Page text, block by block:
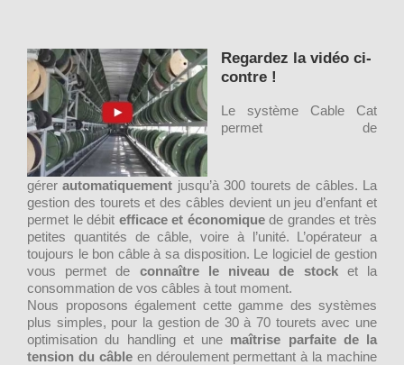
Regardez la vidéo ci-
contre !
Le système Cable Cat
permet de
gérerautomatiquement jusqu’à 300 tourets de câbles. La
gestion des tourets et des câbles devient un jeu d’enfant et
permet le débit efficace et économiquede grandes et très
petites quantités de câble, voire à l’unité. L’opérateur a
toujours le bon câble à sa disposition. Le logiciel de gestion
vous permet de connaître le niveau de stocket la
consommation de vos câbles à tout moment.
Nous proposons également cette gamme des systèmes
plus simples, pour la gestion de 30 à 70 tourets avec une
optimisation du handling et une maîtrise parfaite de la
tension du câbleen déroulement permettant à la machine